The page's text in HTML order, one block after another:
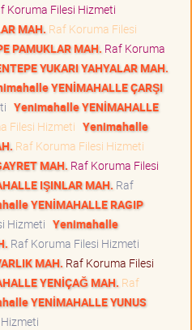
Koruma Filesi Hizmeti
MAH. Raf Koruma Filesi
PAMUKLAR MAH. Raf Koruma
YUKARI YAHYALAR MAH.
YENİMAHALLE ÇARŞI
Yenimahalle YENİMAHALLE
Filesi Hizmeti Yenimahalle
Raf Koruma Filesi Hizmeti
MAH. Raf Koruma Filesi
IŞINLAR MAH. Raf
YENİMAHALLE RAGIP
Hizmeti Yenimahalle
Raf Koruma Filesi Hizmeti
MAH. Raf Koruma Filesi
YENİÇAĞ MAH. Raf
YENİMAHALLE YUNUS